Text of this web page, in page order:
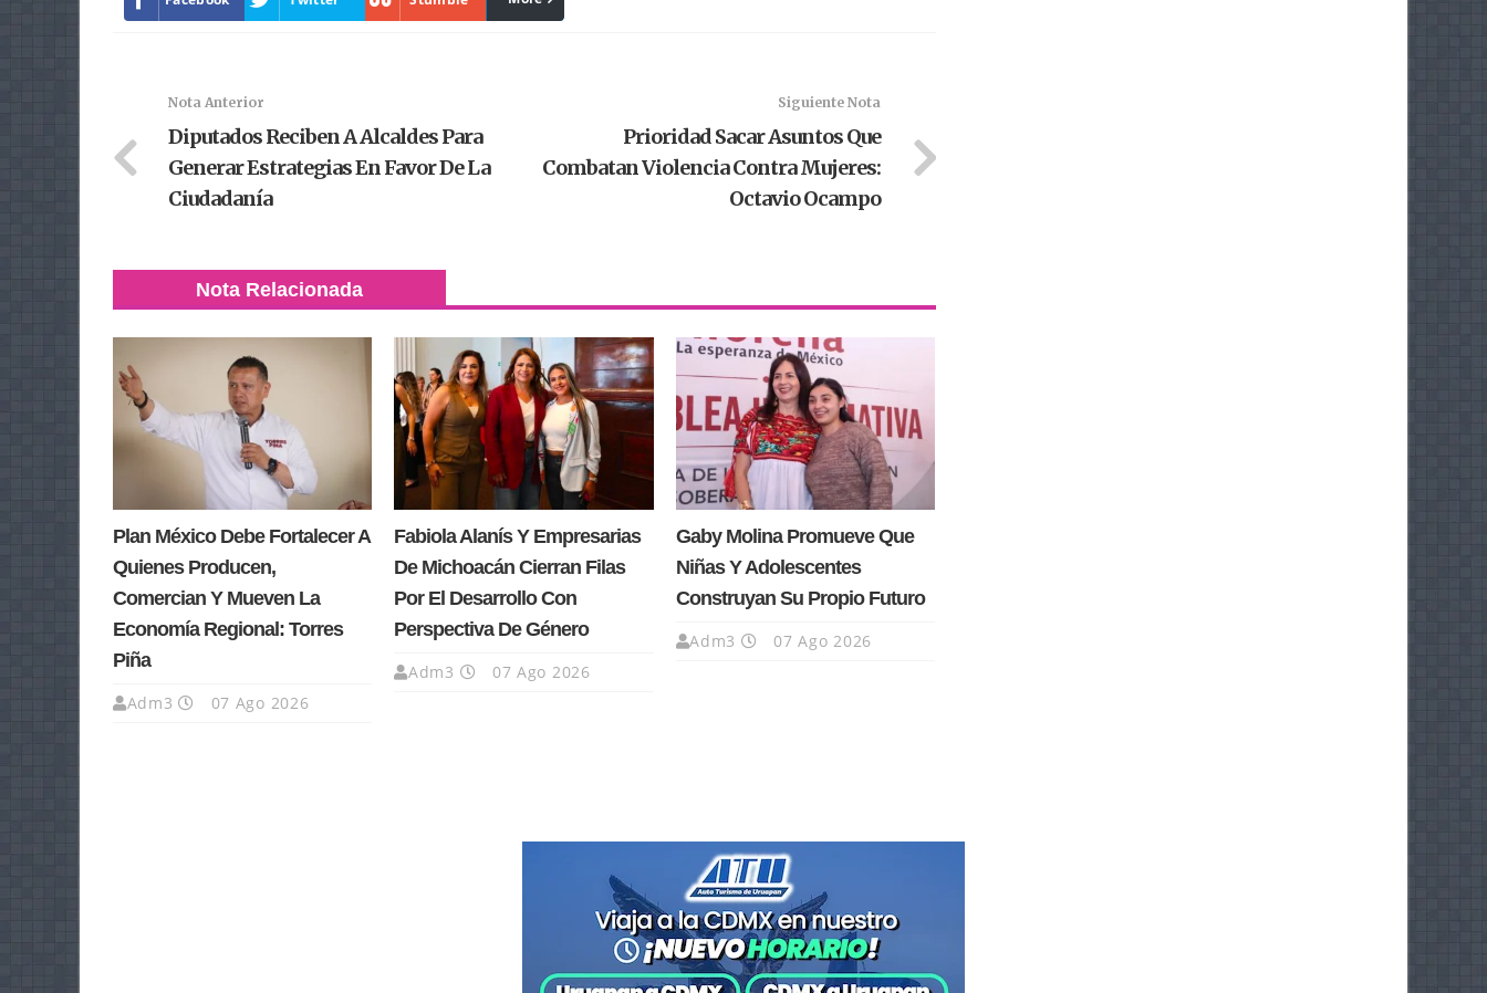
Nota Anterior
Diputados Reciben A Alcaldes Para
Generar Estrategias En Favor De La
Ciudadanía
Siguiente Nota
Prioridad Sacar Asuntos Que
Combatan Violencia Contra Mujeres:
Octavio Ocampo
Nota Relacionada
Plan México Debe Fortalecer A
Quienes Producen,
Comercian Y Mueven La
Economía Regional: Torres
Piña
Adm3 07 Ago 2026
Fabiola Alanís Y Empresarias
De Michoacán Cierran Filas
Por El Desarrollo Con
Perspectiva De Género
Adm3 07 Ago 2026
Gaby Molina Promueve Que
Niñas Y Adolescentes
Construyan Su Propio Futuro
Adm3 07 Ago 2026